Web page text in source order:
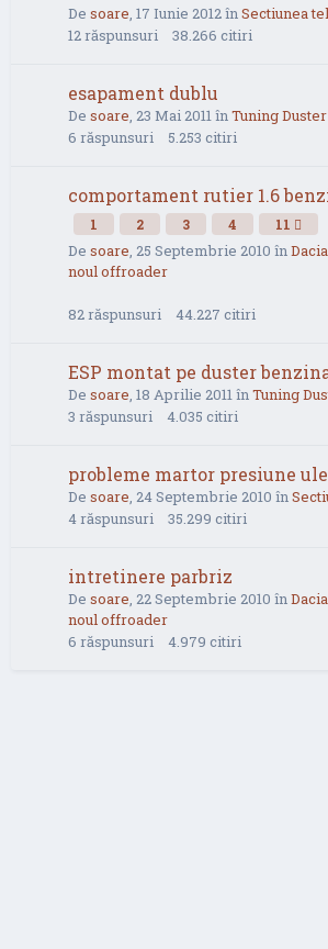
De soare, 17 Iunie 2012înSectiunea
12răspunsuri 38.266 citiri
esapament dublu
De soare, 23 Mai 2011înTuning Duster
6 răspunsuri 5.253 citiri
comportament rutier 1.6
1 2 3 4 11
De soare, 25 Septembrie 2010 în
noul offroader
82răspunsuri 44.227 citiri
ESP montat pe duster
De soare, 18 Aprilie 2011înTuning
3 răspunsuri 4.035 citiri
probleme martor presiune
De soare, 24 Septembrie 2010 în
4răspunsuri 35.299 citiri
intretinere parbriz
De soare, 22 Septembrie 2010 în
noul offroader
6 răspunsuri 4.979 citiri